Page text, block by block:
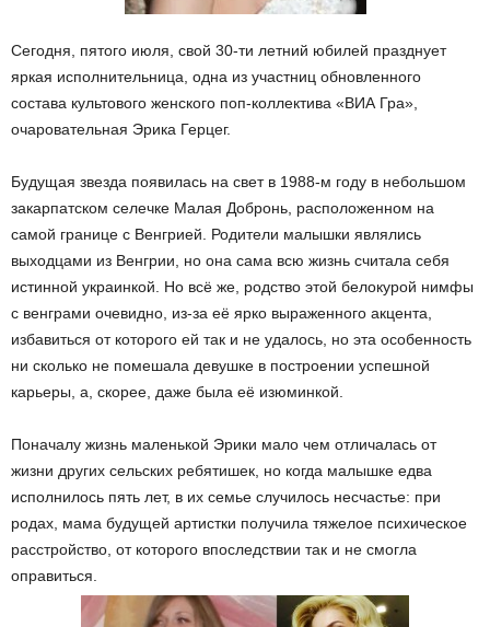
Сегодня, пятого июля, свой 30-ти летний юбилей празднует
яркая исполнительница, одна из участниц обновленного
состава культового женского поп-коллектива «ВИА Гра»,
очаровательная Эрика Герцег.
Будущая звезда появилась на свет в 1988-м году в небольшом
закарпатском селечке Малая Добронь, расположенном на
самой границе с Венгрией. Родители малышки являлись
выходцами из Венгрии, но она сама всю жизнь считала себя
истинной украинкой. Но всё же, родство этой белокурой нимфы
с венграми очевидно, из-за её ярко выраженного акцента,
избавиться от которого ей так и не удалось, но эта особенность
ни сколько не помешала девушке в построении успешной
карьеры, а, скорее, даже была её изюминкой.
Поначалу жизнь маленькой Эрики мало чем отличалась от
жизни других сельских ребятишек, но когда малышке едва
исполнилось пять лет, в их семье случилось несчастье: при
родах, мама будущей артистки получила тяжелое психическое
расстройство, от которого впоследствии так и не смогла
оправиться.